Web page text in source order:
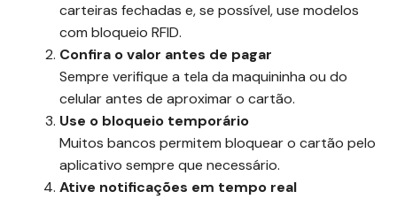
carteiras fechadas e, se possível, use modelos
com bloqueio RFID.
Confira o valor antes de pagar
Sempre verifique a tela da maquininha ou do
celular antes de aproximar o cartão.
Use o bloqueio temporário
Muitos bancos permitem bloquear o cartão pelo
aplicativo sempre que necessário.
Ative notificações em tempo real